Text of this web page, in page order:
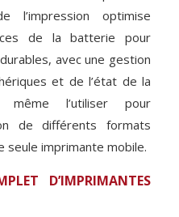
l’impression optimise
de la batterie pour
avec une gestion
et de l’état de la
l’utiliser pour
de différents formats
seule imprimante mobile.
D’IMPRIMANTES